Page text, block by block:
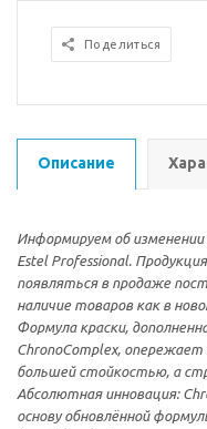
Поделиться
Описание
Информируем об изменении
Estel Professional.
появляться в продаже
наличие товаров как в
Формула краски,
ChronoComplex,
большей стойкостью, а
Абсолютная инновация:
основу обновлённой